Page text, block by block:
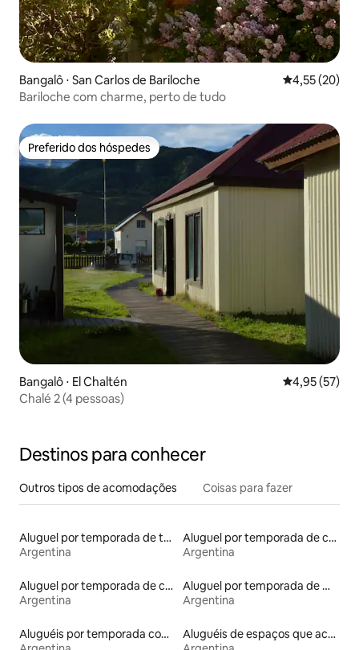
Bangalô ⋅ San Carlos de Bariloche 4,55 de uma
4,55 (20)
Bariloche com charme, perto de tudo
Preferido dos hóspedes
Preferido dos hóspedes
Bangalô ⋅ El Chaltén 4,95 de uma
4,95 (57)
Chalé 2 (4 pessoas)
Destinos para conhecer
Outros tipos de acomodações Coisas para fazer
Aluguel por temporada de townhouses
Argentina
Aluguel por temporada de casas de veraneio
Argentina
Aluguel por temporada de casas na árvore
Argentina
Aluguel por temporada de microcasas
Argentina
Aluguéis por temporada com banheira de hidromassagem
Aluguéis de espaços que aceitam animais de estimação